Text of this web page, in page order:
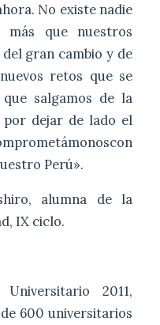
No existe nadie
más que nuestros
gran cambio y de
retos que se
salgamos de la
por dejar de lado el
Perú».
alumna de la
IX ciclo.
2011,
600 universitarios